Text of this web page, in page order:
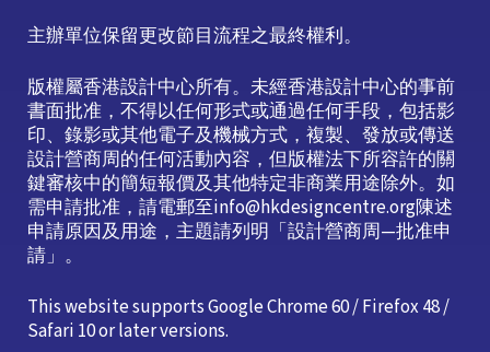
主辦單位保留更改節目流程之最終權利。
版權屬香港設計中心所有。未經香港設計中心的事前
書面批准，不得以任何形式或通過任何手段，包括影
印、錄影或其他電子及機械方式，複製、發放或傳送
設計營商周的任何活動內容，但版權法下所容許的關
鍵審核中的簡短報價及其他特定非商業用途除外。如
需申請批准，請電郵至info@hkdesigncentre.org陳述
申請原因及用途，主題請列明「設計營商周—批准申
請」。
This website supports Google Chrome 60 / Firefox 48 /
Safari 10 or later versions.